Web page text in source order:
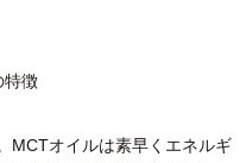
徴
MCTオイルは素早くエネルギ